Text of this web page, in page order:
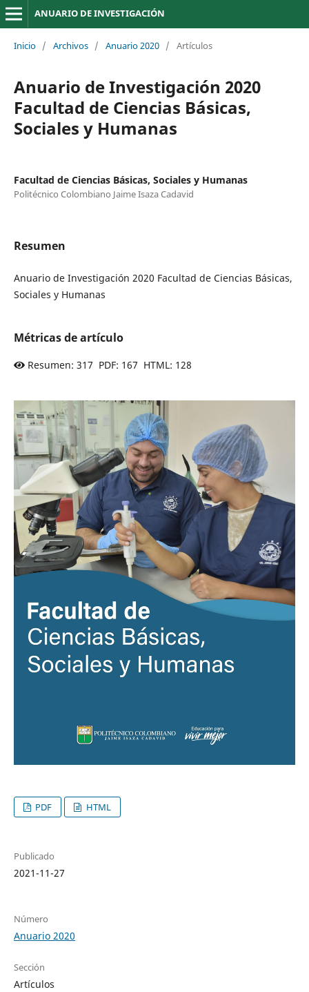
ANUARIO DE INVESTIGACIÓN
Inicio / Archivos / Anuario 2020 / Artículos
Anuario de Investigación 2020
Facultad de Ciencias Básicas,
Sociales y Humanas
Facultad de Ciencias Básicas, Sociales y Humanas
Politécnico Colombiano Jaime Isaza Cadavid
Resumen
Anuario de Investigación 2020 Facultad de Ciencias Básicas,
Sociales y Humanas
Métricas de artículo
Resumen: 317 PDF: 167 HTML: 128
PDF HTML
Publicado
2021-11-27
Número
Anuario 2020
Sección
Artículos